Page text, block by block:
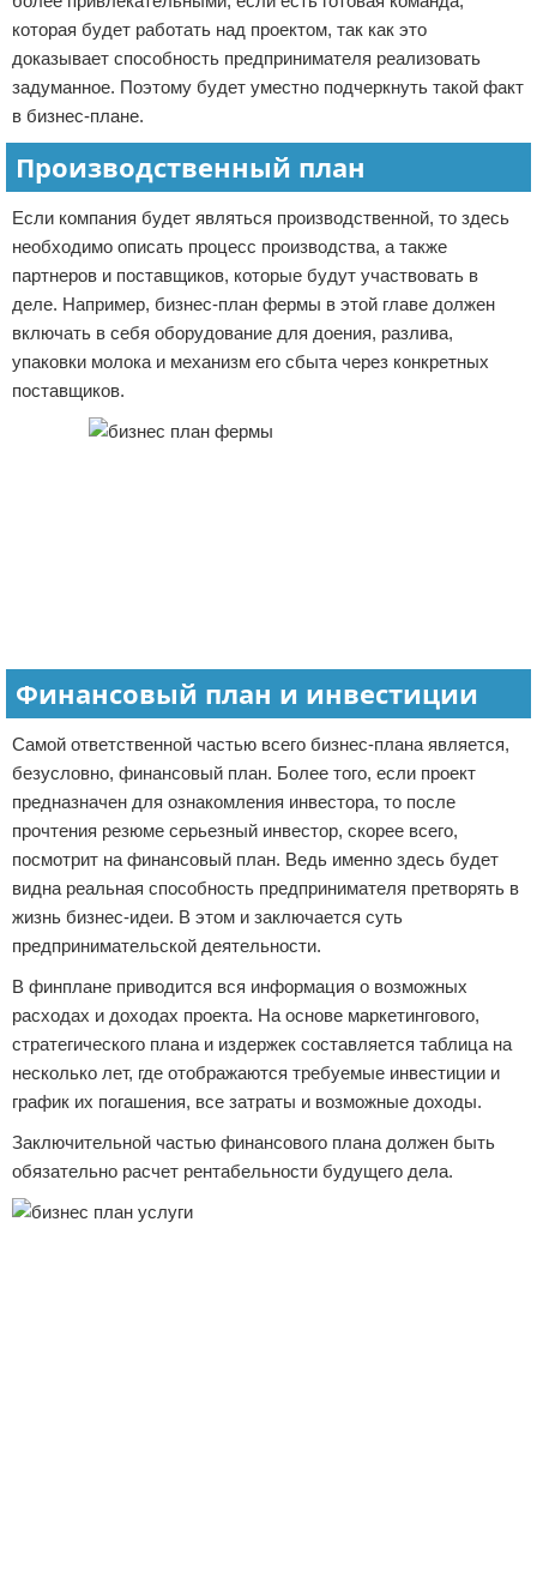
которая будет работать над проектом, так как это
доказывает способность предпринимателя реализовать
задуманное. Поэтому будет уместно подчеркнуть такой факт
в бизнес-плане.
Производственный план
Если компания будет являться производственной, то здесь
необходимо описать процесс производства, а также
партнеров и поставщиков, которые будут участвовать в
деле. Например, бизнес-план фермы в этой главе должен
включать в себя оборудование для доения, разлива,
упаковки молока и механизм его сбыта через конкретных
поставщиков.
Финансовый план и инвестиции
Самой ответственной частью всего бизнес-плана является,
безусловно, финансовый план. Более того, если проект
предназначен для ознакомления инвестора, то после
прочтения резюме серьезный инвестор, скорее всего,
посмотрит на финансовый план. Ведь именно здесь будет
видна реальная способность предпринимателя претворять в
жизнь бизнес-идеи. В этом и заключается суть
предпринимательской деятельности.
В финплане приводится вся информация о возможных
расходах и доходах проекта. На основе маркетингового,
стратегического плана и издержек составляется таблица на
несколько лет, где отображаются требуемые инвестиции и
график их погашения, все затраты и возможные доходы.
Заключительной частью финансового плана должен быть
обязательно расчет рентабельности будущего дела.